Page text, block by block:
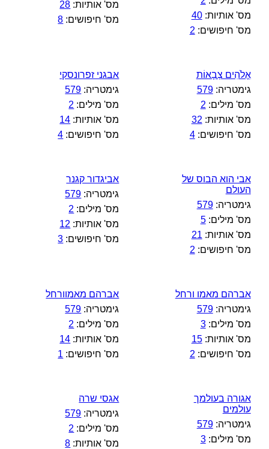
מס' אותיות:40
מס' חיפושים: 2
מס' אותיות: 28
מס' חיפושים: 8
אֱלֹהִים צְבָאוֹת
גימטריה:579
מס' מילים: 2
מס' אותיות: 32
מס' חיפושים:4
אבגני זפרונסקי
גימטריה: 579
מס' מילים: 2
מס' אותיות: 14
מס' חיפושים: 4
אבי הוא הבוס של
העולם
גימטריה:579
מס' מילים:5
מס' אותיות: 21
מס' חיפושים: 2
אביגדור קגנר
גימטריה: 579
מס' מילים: 2
מס' אותיות: 12
מס' חיפושים: 3
אברהם מאמו ורחל
גימטריה:579
מס' מילים:3
מס' אותיות:15
מס' חיפושים: 2
אברהם מאמוורחל
גימטריה: 579
מס' מילים: 2
מס' אותיות: 14
מס' חיפושים: 1
אגורה בעולמך
עולמים
גימטריה:579
מס' מילים:3
אגסי שרה
גימטריה: 579
מס' מילים: 2
מס' אותיות: 8